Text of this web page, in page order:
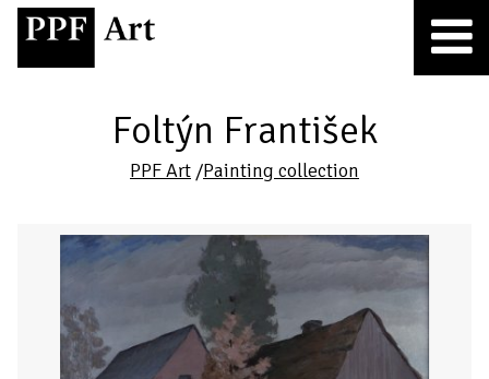
Foltýn František
PPF Art /Painting collection